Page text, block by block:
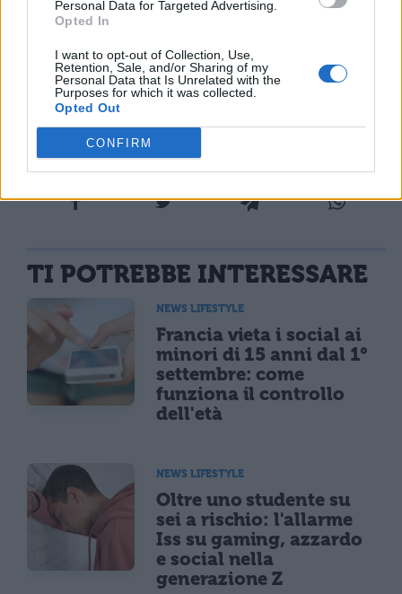
Personal Data for Targeted Advertising.
Opted In
I want to opt-out of Collection, Use,
Retention, Sale, and/or Sharing of my
Personal Data that Is Unrelated with the
Purposes for which it was collected.
Opted Out
CONFIRM
(presentato nel 2001); nel 1997 Marge
profetizza l’epidemia di Ebola
regalando un libro a Bart; lo scandalo
della carne di cavallo nel 1994; lo
scandalo NSA e tantissimi altri, non
ultimo l’ elezione a Presidente degli
Stati Uniti di Donald Trump.
TI POTREBBE INTERESSARE
NEWS LIFESTYLE
Francia vieta i social ai
minori di 15 anni dal 1°
settembre: come
funziona il controllo
dell'età
NEWS LIFESTYLE
Oltre uno studente su
sei a rischio: l'allarme
Iss su gaming, azzardo
e social nella
generazione Z